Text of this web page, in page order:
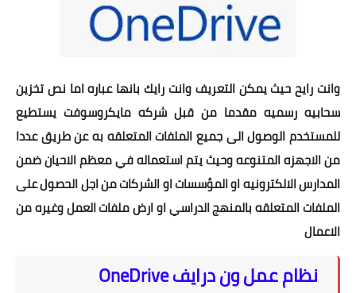
وانت رايح حيث يمكن التعريف وانت رايك بانها عباره اما نص تخزين
سحابيه رسميه مقدما من قبل شركه مايكروسوفت يستطيع
للمستخدم الوصول الى جميع الملفات المتعلقه به عن طريق عددا
من الاجهزه المتنوعه وحيث يتم استعماله في معظم الاحيان ضمن
المدارس الالكترونيه او المؤسسات او الشركات من اجل الحصول على
الملفات المتعلقه بالمنهج الدراسي او ارض ملفات العمل وغيره من
الاعمال
نظام عمل ون درايف OneDrive